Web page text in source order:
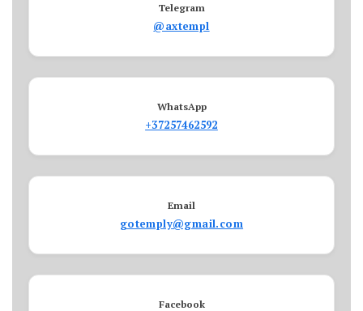
Telegram
@axtempl
WhatsApp
+37257462592
Email
gotemply@gmail.com
Facebook